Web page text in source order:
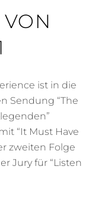
ist in die
Sendung “The
“It Must Have
zweiten Folge
Jury für “Listen